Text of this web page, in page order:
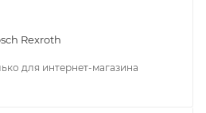
Rexroth
для интернет-магазина